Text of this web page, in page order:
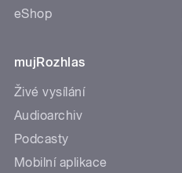
eShop
mujRozhlas
Živé vysílání
Audioarchiv
Podcasty
Mobilní aplikace